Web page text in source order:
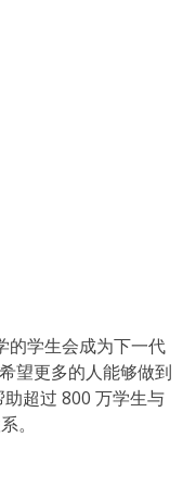
的学生会成为下一代
望更多的人能够做到
超过 800 万学生与
。